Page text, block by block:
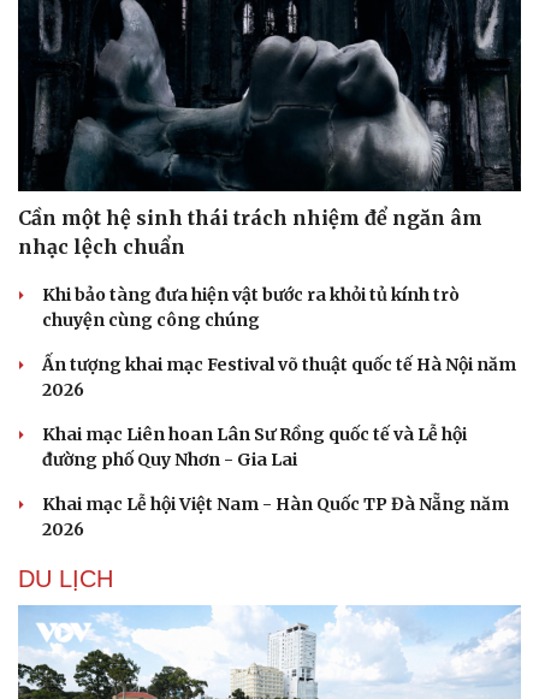
Văn hóa
Giải trí
Cần một hệ sinh thái trách nhiệm để ngăn âm
nhạc lệch chuẩn
Khi bảo tàng đưa hiện vật bước ra khỏi tủ kính trò
chuyện cùng công chúng
Ấn tượng khai mạc Festival võ thuật quốc tế Hà Nội năm
2026
Khai mạc Liên hoan Lân Sư Rồng quốc tế và Lễ hội
đường phố Quy Nhơn - Gia Lai
Khai mạc Lễ hội Việt Nam - Hàn Quốc TP Đà Nẵng năm
2026
DU LỊCH